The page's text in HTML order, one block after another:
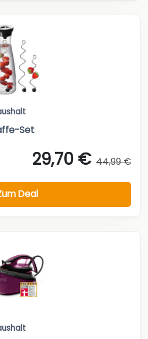
Set
29,70 € 44,99 €
Deal